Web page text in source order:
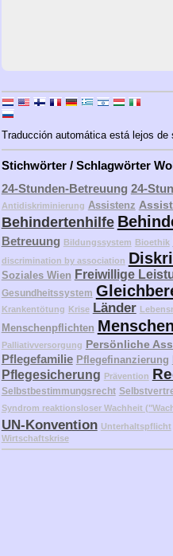
Traducción automática está lejos de
Stichwörter / Schlagwörter
24-Stunden-Betreuung 24-
Antidiskriminierung Assistenz
Behindertenhilfe
Betreuung Bildungssystem Bioethik
discrimination by association
Soziales Wien Freiwillige
Gesundheitssystem
Krankentötung Krise Länder
Menschenpflichten
Palliativversorgung Persönliche
Pflegefamilie Pflegefinanzierung
Pflegesicherung Prävention
Selbstbestimmungsrecht
Syndrom reaktionsloser Wachheit
UN-Konvention Unterhaltspflicht
Wirtschaftskrise